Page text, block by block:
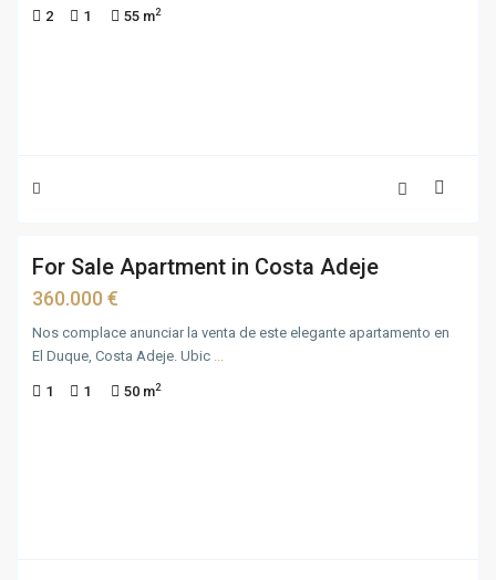
2 1 55 m2
For Sale Apartment in Costa Adeje
360.000 €
Nos complace anunciar la venta de este elegante apartamento en
El Duque, Costa Adeje. Ubic ...
1 1 50 m2